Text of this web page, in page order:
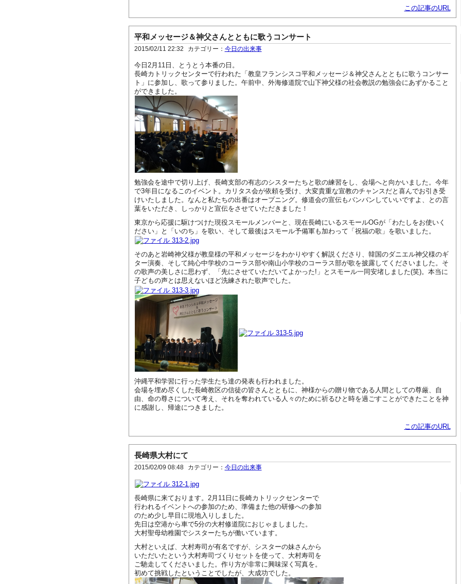
この記事のURL
平和メッセージ＆神父さんとともに歌うコンサート
2015/02/11 22:32 カテゴリー： 今日の出来事
今日2月11日、とうとう本番の日。
長崎カトリックセンターで行われた「教皇フランシスコ平和メッセージ＆神父さんとともに歌うコンサー
ト」に参加し、歌って参りました。午前中、外海修道院で山下神父様の社会教説の勉強会にあずかること
ができました。
勉強会を途中で切り上げ、長崎支部の有志のシスターたちと歌の練習をし、会場へと向かいました。今年
で3年目になるこのイベント。カリタス会が依頼を受け、大変貴重な宣教のチャンスだと喜んでお引き受
けいたしました。なんと私たちの出番はオープニング。修道会の宣伝もバンバンしていいですよ、との言
葉をいただき、しっかりと宣伝をさせていただきました！
東京から応援に駆けつけた現役スモールメンバーと、現在長崎にいるスモールOGが「わたしをお使いく
ださい」と「いのち」を歌い、そして最後はスモール予備軍も加わって「祝福の歌」を歌いました。
そのあと岩崎神父様が教皇様の平和メッセージをわかりやすく解説くださり、韓国のダニエル神父様のギ
ター演奏、そして純心中学校のコーラス部や南山小学校のコーラス部が歌を披露してくださいました。そ
の歌声の美しさに思わず、「先にさせていただいてよかった!」とスモール一同安堵しました(笑)。本当に
子どもの声とは思えないほど洗練された歌声でした。
沖縄平和学習に行った学生たち達の発表も行われました。
会場を埋め尽くした長崎教区の信徒の皆さんとともに、神様からの贈り物である人間としての尊厳、自
由、命の尊さについて考え、それを奪われている人々のために祈るひと時を過ごすことができたことを神
に感謝し、帰途につきました。
この記事のURL
長崎県大村にて
2015/02/09 08:48 カテゴリー： 今日の出来事
長崎県に来ております。2月11日に長崎カトリックセンターで
行われるイベントへの参加のため、準備また他の研修への参加
のため少し早目に現地入りしました。
先日は空港から車で5分の大村修道院におじゃましました。
大村聖母幼稚園でシスターたちが働いています。
大村といえば、大村寿司が有名ですが、シスターの妹さんから
いただいたという大村寿司づくりセットを使って、大村寿司を
ご馳走してくださいました。作り方が非常に興味深く写真を。
初めて挑戦したということでしたが、大成功でした。